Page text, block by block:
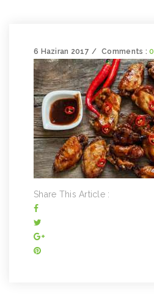
6 Haziran 2017 Comments :0
Share This Article :